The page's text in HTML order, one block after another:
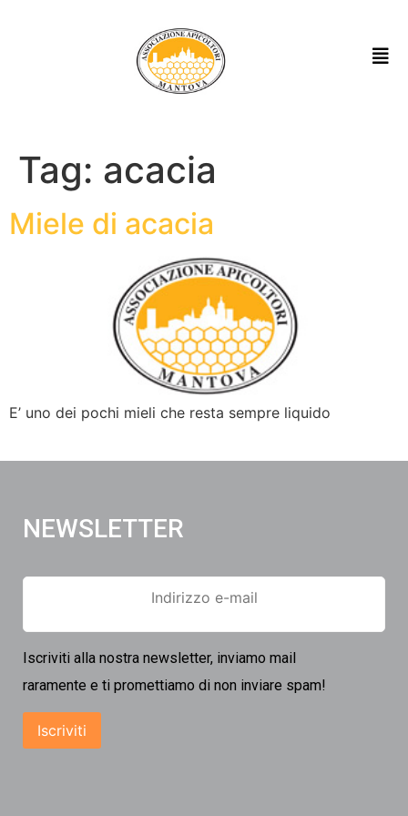
Tag: acacia
Miele di acacia
E’ uno dei pochi mieli che resta sempre liquido
NEWSLETTER
Iscriviti alla nostra newsletter, inviamo mail
raramente e ti promettiamo di non inviare spam!